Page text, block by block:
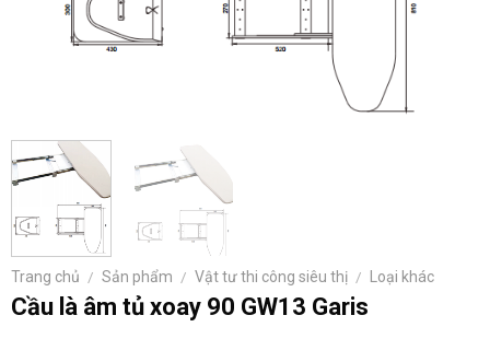
Trang chủ / Sản phẩm / Vật tư thi công siêu thị / Loại khác
Cầu là âm tủ xoay 90 GW13 Garis